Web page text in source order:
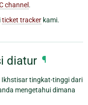
channel .
ticket tracker kami.
diatur ¶
Ikhstisar tingkat-tinggi dari
mengetahui dimana